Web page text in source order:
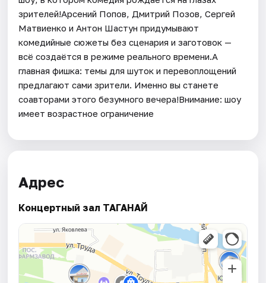
зрителей!Арсений Попов, Дмитрий Позов, Сергей
Матвиенко и Антон Шастун придумывают
комедийные сюжеты без сценария и заготовок —
всё создаётся в режиме реального времени.А
главная фишка: темы для шуток и перевоплощений
предлагают сами зрители. Именно вы станете
соавторами этого безумного вечера!Внимание: шоу
имеет возрастное ограничение
Адрес
Концертный зал ТАГАНАЙ